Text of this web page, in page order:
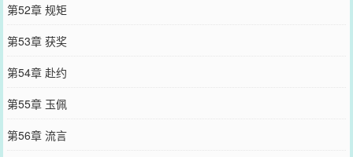
第52章 规矩
第53章 获奖
第54章 赴约
第55章 玉佩
第56章 流言